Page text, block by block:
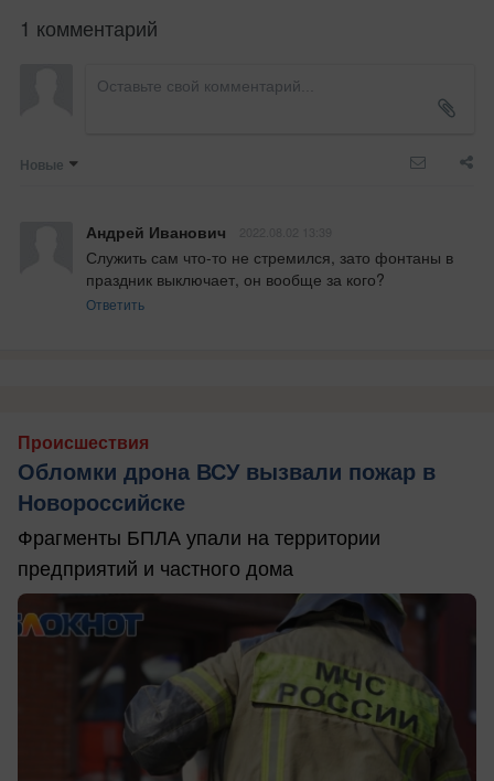
1 комментарий
Новые
Андрей Иванович
Служить сам что-то не стремился, зато фонтаны в
праздник выключает, он вообще за кого?
Ответить
Происшествия
Обломки дрона ВСУ вызвали пожар в
Новороссийске
Фрагменты БПЛА упали на территории
предприятий и частного дома